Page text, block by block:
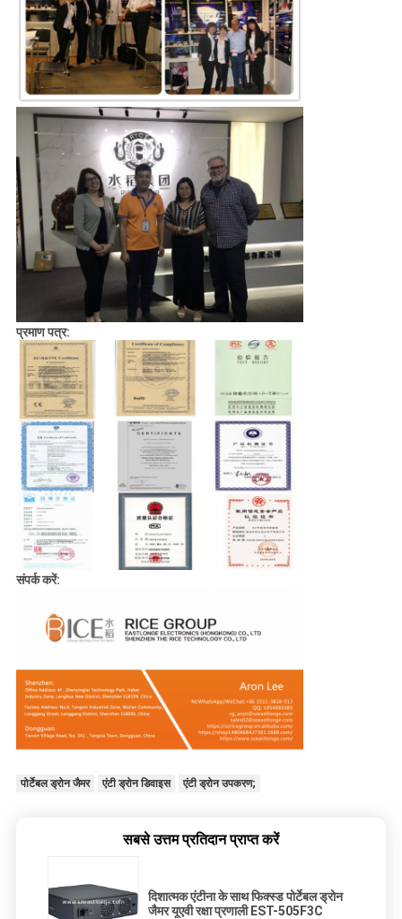
प्रमाण पत्र:
संपर्क करें:
पोर्टेबल ड्रोन जैमर एंटी ड्रोन डिवाइस एंटी ड्रोन उपकरण;
सबसे उत्तम प्रतिदान प्राप्त करें
दिशात्मक एंटीना के साथ फिक्स्ड पोर्टेबल ड्रोन
जैमर यूएवी रक्षा प्रणाली EST-505F3C